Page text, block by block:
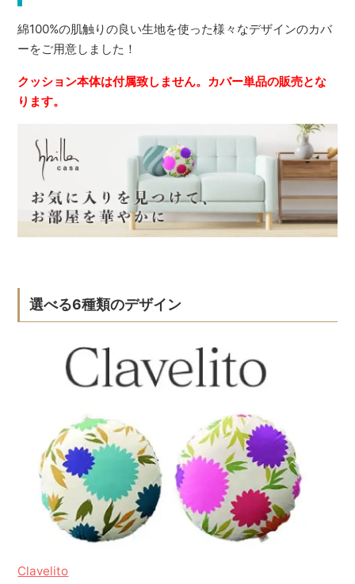
綿100%の肌触りの良い生地を使った様々なデザインのカバ
ーをご用意しました！
クッション本体は付属致しません。カバー単品の販売とな
ります。
選べる6種類のデザイン
Clavelito